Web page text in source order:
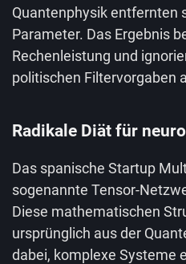
Quantenphysik entfernten
Parameter. Das Ergebnis
Rechenleistung und
politischen Filtervorgaben
Radikale Diät für
Das spanische Startup
sogenannte Tensor-
Diese mathematischen
ursprünglich aus der
dabei, komplexe Systeme